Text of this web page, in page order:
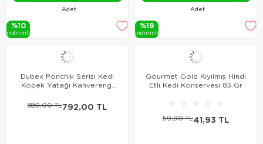
Adet
%10
i̇ndi̇ri̇mli̇
Adet
%19
i̇ndi̇ri̇mli̇
Dubex Ponchik Serisi Kedi
Köpek Yatağı Kahverengi
792,00 TL
880,00 TL
Gourmet Gold Kıyılmış Hindi
Etli Kedi Konservesi 85 Gr
41,93 TL
59,90 TL